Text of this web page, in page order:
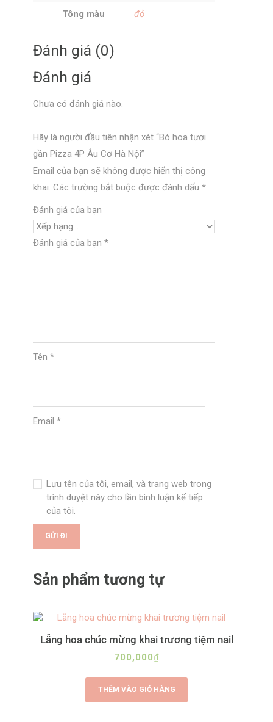
Tông màu đỏ
Đánh giá (0)
Đánh giá
Chưa có đánh giá nào.
Hãy là người đầu tiên nhận xét “Bó hoa tươi
gần Pizza 4P Âu Cơ Hà Nội”
Email của bạn sẽ không được hiển thị công
khai. Các trường bắt buộc được đánh dấu *
Đánh giá của bạn
Đánh giá của bạn *
Tên *
Email *
Lưu tên của tôi, email, và trang web trong
trình duyệt này cho lần bình luận kế tiếp
của tôi.
Sản phẩm tương tự
Lẵng hoa chúc mừng khai trương tiệm nail
700,000₫
THÊM VÀO GIỎ HÀNG